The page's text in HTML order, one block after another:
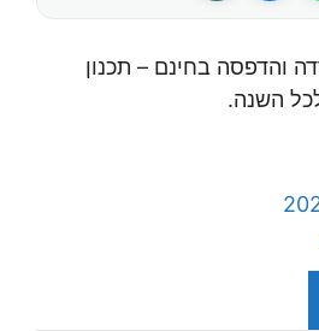
2026 להורדה והדפסה בחינם – תכנון
השנה.